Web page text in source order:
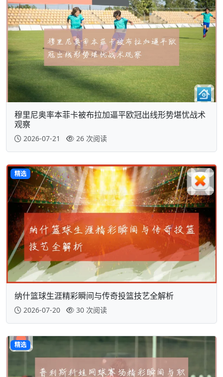
穆里尼奥率本菲卡被布拉加逼平欧冠出线形势堪忧战术
观察
2026-07-21 26 次阅读
精选
纳什篮球生涯精彩瞬间与传奇投篮技艺全解析
2026-07-20 30 次阅读
精选